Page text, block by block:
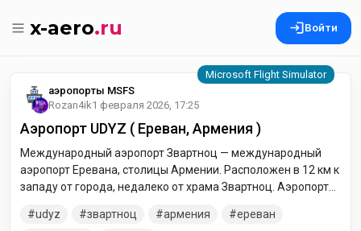
x-aero.ru Войти
аэропорты MSFS
Rozan4ik1 февраля 2026, 17:25
Аэропорт UDYZ ( Ереван, Армения )
Международный аэропорт Звартноц — международный
аэропорт Еревана, столицы Армении. Расположен в 12 км к
западу от города, недалеко от храма Звартноц. Аэропорт
Армении и самым загруженным аэропортом страны.
udyz звартноц армения
ереван